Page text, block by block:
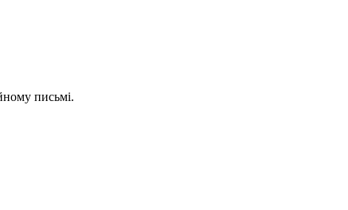
письмі.